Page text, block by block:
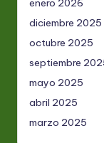
enero 2026
diciembre 2025
octubre 2025
septiembre
mayo 2025
abril 2025
marzo 2025